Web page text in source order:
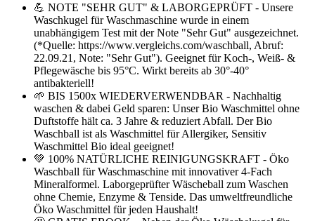
💪 NOTE "SEHR GUT" & LABORGEPRÜFT - Unsere
Waschkugel für Waschmaschine wurde in einem
unabhängigem Test mit der Note "Sehr Gut" ausgezeichnet.
(*Quelle: https://www.vergleichs.com/waschball, Abruf:
22.09.21, Note: "Sehr Gut"). Geeignet für Koch-, Weiß- &
Pflegewäsche bis 95°C. Wirkt bereits ab 30°-40°
antibakteriell!
🌱 BIS 1500x WIEDERVERWENDBAR - Nachhaltig
waschen & dabei Geld sparen: Unser Bio Waschmittel ohne
Duftstoffe hält ca. 3 Jahre & reduziert Abfall. Der Bio
Waschball ist als Waschmittel für Allergiker, Sensitiv
Waschmittel Bio ideal geeignet!
💚 100% NATÜRLICHE REINIGUNGSKRAFT - Öko
Waschball für Waschmaschine mit innovativer 4-Fach
Mineralformel. Laborgeprüfter Wäscheball zum Waschen
ohne Chemie, Enzyme & Tenside. Das umweltfreundliche
Öko Waschmittel für jeden Haushalt!